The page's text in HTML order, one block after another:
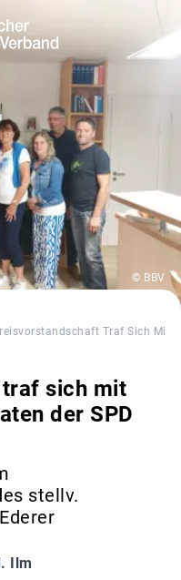
© BBV
Traf Sich Mit
sich mit
der SPD
stellv.
Ilm